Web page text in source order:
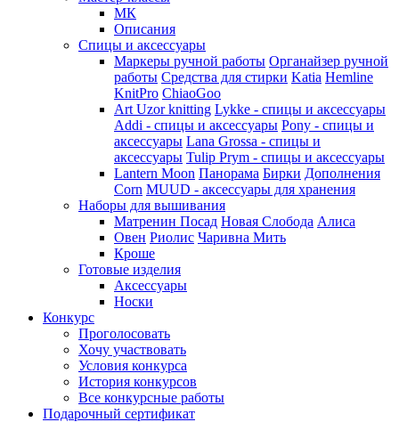
МК
Описания
Спицы и аксессуары
Маркеры ручной работы Органайзер ручной
работы Средства для стирки Katia Hemline
KnitPro ChiaoGoo
Art Uzor knitting Lykke - спицы и аксессуары
Addi - спицы и аксессуары Pony - спицы и
аксессуары Lana Grossa - спицы и
аксессуары Tulip Prym - спицы и аксессуары
Lantern Moon Панорама Бирки Дополнения
Corn MUUD - аксессуары для хранения
Наборы для вышивания
Матренин Посад Новая Слобода Алиса
Овен Риолис Чаривна Мить
Кроше
Готовые изделия
Аксессуары
Носки
Конкурс
Проголосовать
Хочу участвовать
Условия конкурса
История конкурсов
Все конкурсные работы
Подарочный сертификат